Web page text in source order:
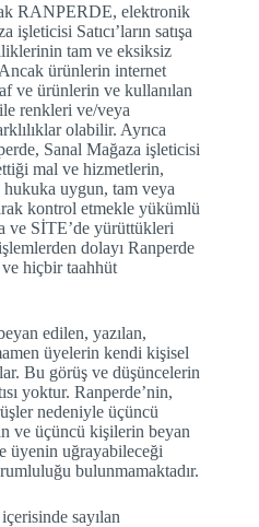
RANPERDE, elektronik
Satıcı’ların satışa
tam ve eksiksiz
ürünlerin internet
ve ürünlerin ve kullanılan
renkleri ve/veya
olabilir. Ayrıca
Sanal Mağaza işleticisi
mal ve hizmetlerin,
hukuka uygun, tam veya
kontrol etmekle yükümlü
ve SİTE’de yürüttükleri
dolayı Ranperde
hiçbir taahhüt
edilen, yazılan,
üyelerin kendi kişisel
Bu görüş ve düşüncelerin
yoktur. Ranperde’nin,
nedeniyle üçüncü
ve üçüncü kişilerin beyan
üyenin uğrayabileceği
bulunmamaktadır.
sayılan